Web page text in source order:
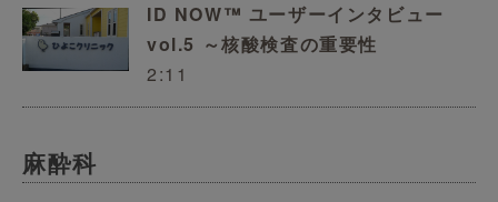
ID NOW™ ユーザーインタビュー
vol.5 ～核酸検査の重要性
2:11
麻酔科